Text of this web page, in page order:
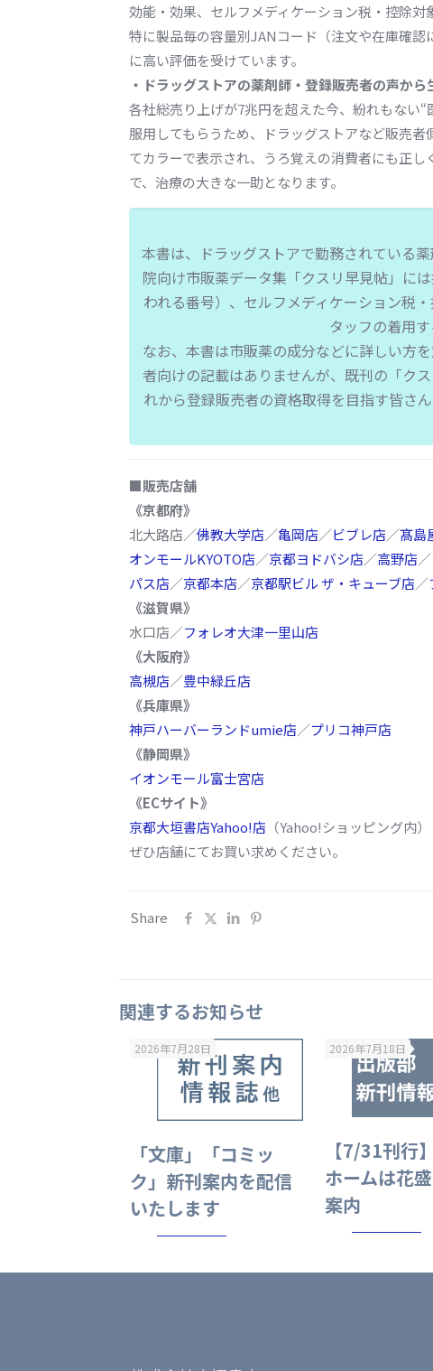
効能・効果、セルフメディケーション税・控除対
特に製品毎の容量別JANコード（注文や在庫確
に高い評価を受けています。
・ドラッグストアの薬剤師・登録販売者の声から
各社総売り上げが7兆円を超えた今、紛れもない
服用してもらうため、ドラッグストアなど販売
てカラーで表示され、うろ覚えの消費者にも正
で、治療の大きな一助となります。
本書は、ドラッグストアで勤務されている
院向け市販薬データ集「クスリ早見帖」に
われる番号）、セルフメディケーション税
タッフの着用
なお、本書は市販薬の成分などに詳しい方
者向けの記載はありませんが、既刊の「ク
れから登録販売者の資格取得を目指す皆さ
■販売店舗
《京都府》
北大路店／佛教大学店／亀岡店／ビブレ店／髙島
オンモールKYOTO店／京都ヨドバシ店／高野店／
パス店／京都本店／京都駅ビル ザ・キューブ店／
《滋賀県》
水口店／フォレオ大津一里山店
《大阪府》
高槻店／豊中緑丘店
《兵庫県》
神戸ハーバーランドumie店／プリコ神戸店
《静岡県》
イオンモール富士宮店
《ECサイト》
京都大垣書店Yahoo!店 （Yahoo!ショッピング内）
ぜひ店舗にてお買い求めください。
Share
関連するお知らせ
2026年7月28日
「文庫」「コミッ
ク」新刊案内を配信
いたします
2026年7月18日
【7/31刊行
ホームは花
案内